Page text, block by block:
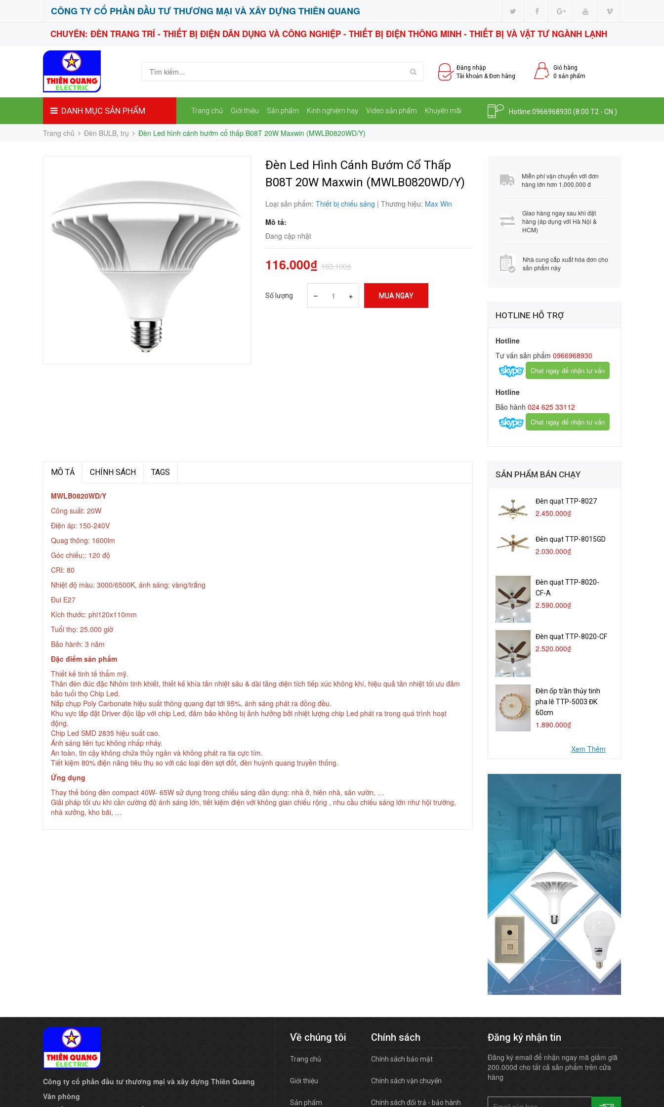
CÔNG TY CỔ PHẦN ĐẦU TƯ THƯƠNG MẠI VÀ XÂY DỰNG THIÊN QUANG
CHUYÊN: ĐÈN TRANG TRÍ - THIẾT BỊ ĐIỆN DÂN DỤNG VÀ CÔNG NGHIỆP - THIẾT BỊ ĐIỆN THÔNG MINH - THIẾT BỊ VÀ VẬT TƯ NGÀNH LẠNH
Đăng nhập
Tài khoản & Đơn hàng
Giỏ hàng
0 sản phẩm
DANH MỤC SẢN PHẨM Trang chủ Giới thiệu Sản phẩm Kinh nghiệm hay Video sản phẩm Khuyến mãi
Liên hệ
Hotline:0966968930 (8:00 T2 - CN )
Trang chủ Đèn BULB, trụ Đèn Led hình cánh bướm cổ thấp B08T 20W Maxwin (MWLB0820WD/Y)
Đèn Led Hình Cánh Bướm Cổ Thấp
B08T 20W Maxwin (MWLB0820WD/Y)
Loại sản phẩm: Thiết bị chiếu sáng | Thương hiệu: Max Win
Mô tả:
Đang cập nhật
116.000₫ 183.100₫
Số lượng – + MUA NGAY
Miễn phí vận chuyển với đơn
hàng lớn hơn 1.000.000 đ
Giao hàng ngay sau khi đặt
hàng (áp dụng với Hà Nội &
HCM)
Nhà cung cấp xuất hóa đơn cho
sản phẩm này
HOTLINE HỖ TRỢ
Hotline
Tư vấn sản phẩm 0966968930
Chat ngay để nhận tư vấn
Hotline
Bảo hành 024 625 33112
Chat ngay để nhận tư vấn
MÔ TẢ CHÍNH SÁCH TAGS
MWLB0820WD/Y
Công suất: 20W
Điện áp: 150-240V
Quag thông: 1600lm
Góc chiếu;: 120 độ
CRI: 80
Nhiệt độ màu: 3000/6500K, ánh sáng: vàng/trắng
Đui E27
Kích thước: phi120x110mm
Tuổi thọ: 25.000 giờ
Bảo hành: 3 năm
Đặc điểm sản phẩm
Thiết kế tinh tế thẩm mỹ.
Thân đèn đúc đặc Nhôm tinh khiết, thiết kế khía tản nhiệt sâu & dài tăng diện tích tiếp xúc không khí, hiệu quả tản nhiệt tối ưu đảm
bảo tuổi thọ Chip Led.
Nắp chụp Poly Carbonate hiệu suất thông quang đạt tới 95%, ánh sáng phát ra đồng đều.
Khu vực lắp đặt Driver độc lập với chip Led, đảm bảo không bị ảnh hưởng bởi nhiệt lượng chip Led phát ra trong quá trình hoạt
động.
Chip Led SMD 2835 hiệu suất cao.
Ánh sáng liên tục không nhấp nháy.
An toàn, tin cậy không chứa thủy ngân và không phát ra tia cực tím.
Tiết kiệm 80% điện năng tiêu thụ so với các loại đèn sợi đốt, đèn huỳnh quang truyền thống.
Ứng dụng
Thay thế bóng đèn compact 40W- 65W sử dụng trong chiếu sáng dân dụng: nhà ở, hiên nhà, sân vườn, …
Giải pháp tối ưu khi cần cường độ ánh sáng lớn, tiết kiệm điện với không gian chiếu rộng , nhu cầu chiếu sáng lớn như hội trường,
nhà xưởng, kho bãi, …
SẢN PHẨM BÁN CHẠY
Đèn quạt TTP-8027
2.450.000₫
Đèn quạt TTP-8015GD
2.030.000₫
Đèn quạt TTP-8020-
CF-A
2.590.000₫
Đèn quạt TTP-8020-CF
2.520.000₫
Đèn ốp trần thủy tinh
pha lê TTP-5003 ĐK
60cm
1.890.000₫
Xem Thêm
Công ty cổ phần đầu tư thương mại và xây dựng Thiên Quang
Văn phòng
Về chúng tôi
Trang chủ
Giới thiệu
Sản phẩm
Chính sách
Chính sách bảo mật
Chính sách vận chuyển
Chính sách đổi trả - bảo hành
Đăng ký nhận tin
Đăng ký email để nhận ngay mã giảm giã
200.000đ cho tất cả sản phẩm trên cửa
hàng